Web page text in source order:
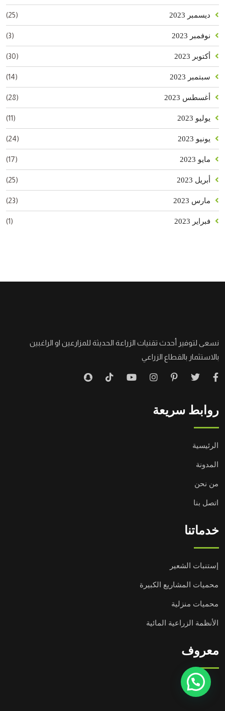
ديسمبر 2023 (25)
نوفمبر 2023 (3)
أكتوبر 2023 (30)
سبتمبر 2023 (14)
أغسطس 2023 (28)
يوليو 2023 (11)
يونيو 2023 (24)
مايو 2023 (17)
أبريل 2023 (25)
مارس 2023 (23)
فبراير 2023 (1)
نسعى لتوفير أحدث تقنيات الزراعة الحديثة للمزارعين او الراغبين
بالاستثمار بالقطاع الزراعي
روابط سريعة
الرئيسية
المدونة
من نحن
اتصل بنا
خدماتنا
إستنبات الشعير
محميات المشاريع الكبيرة
محميات منزلية
الأنظمة الزراعية المائية
معروف